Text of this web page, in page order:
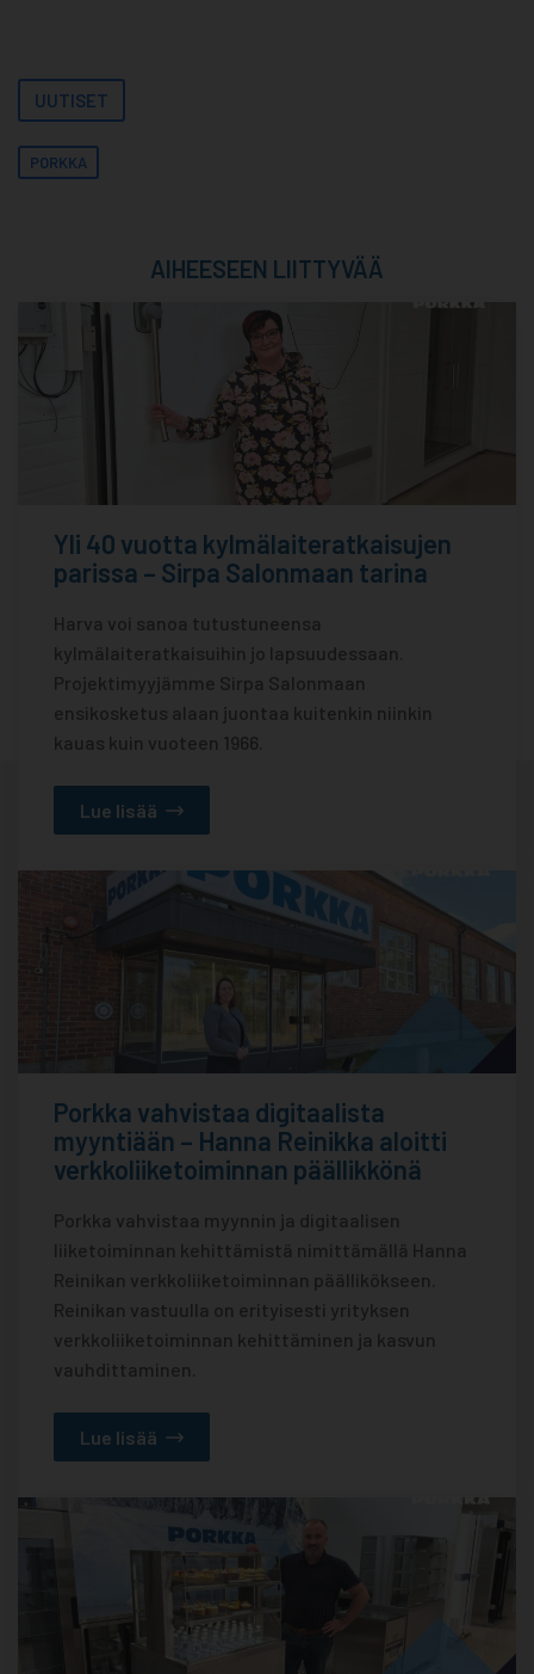
UUTISET
PORKKA
AIHEESEEN LIITTYVÄÄ
Yli 40 vuotta kylmälaiteratkaisujen
parissa – Sirpa Salonmaan tarina
Harva voi sanoa tutustuneensa
kylmälaiteratkaisuihin jo lapsuudessaan.
Projektimyyjämme Sirpa Salonmaan
ensikosketus alaan juontaa kuitenkin niinkin
kauas kuin vuoteen 1966.
Lue lisää
Porkka vahvistaa digitaalista
myyntiään – Hanna Reinikka aloitti
verkkoliiketoiminnan päällikkönä
Porkka vahvistaa myynnin ja digitaalisen
liiketoiminnan kehittämistä nimittämällä Hanna
Reinikan verkkoliiketoiminnan päällikökseen.
Reinikan vastuulla on erityisesti yrityksen
verkkoliiketoiminnan kehittäminen ja kasvun
vauhdittaminen.
Lue lisää